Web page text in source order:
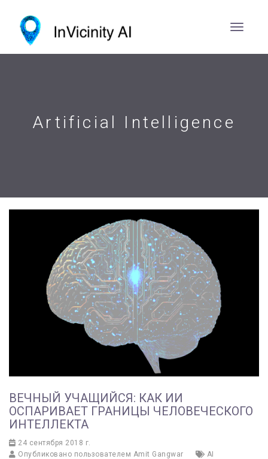
Artificial Intelligence
ВЕЧНЫЙ УЧАЩИЙСЯ: КАК ИИ
ОСПАРИВАЕТ ГРАНИЦЫ ЧЕЛОВЕЧЕСКОГО
ИНТЕЛЛЕКТА
24 сентября 2018 г.
Опубликовано пользователем Amit Gangwar AI